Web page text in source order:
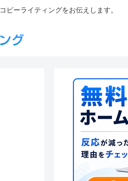
ーライティングをお伝えします。